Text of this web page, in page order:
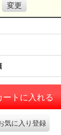
変更
ートに入れる
気に入り登録